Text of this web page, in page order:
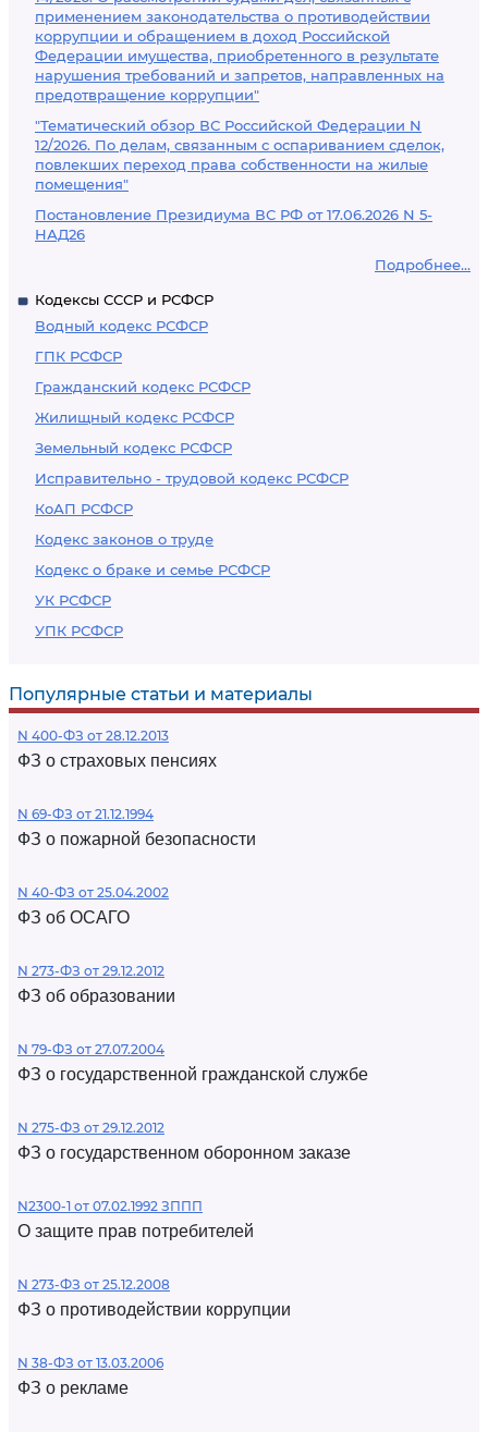
применением законодательства о противодействии
коррупции и обращением в доход Российской
Федерации имущества, приобретенного в результате
нарушения требований и запретов, направленных на
предотвращение коррупции"
"Тематический обзор ВС Российской Федерации N
12/2026. По делам, связанным с оспариванием сделок,
повлекших переход права собственности на жилые
помещения"
Постановление Президиума ВС РФ от 17.06.2026 N 5-
НАД26
Подробнее...
Кодексы СССР и РСФСР
Водный кодекс РСФСР
ГПК РСФСР
Гражданский кодекс РСФСР
Жилищный кодекс РСФСР
Земельный кодекс РСФСР
Исправительно - трудовой кодекс РСФСР
КоАП РСФСР
Кодекс законов о труде
Кодекс о браке и семье РСФСР
УК РСФСР
УПК РСФСР
Популярные статьи и материалы
N 400-ФЗ от 28.12.2013
ФЗ о страховых пенсиях
N 69-ФЗ от 21.12.1994
ФЗ о пожарной безопасности
N 40-ФЗ от 25.04.2002
ФЗ об ОСАГО
N 273-ФЗ от 29.12.2012
ФЗ об образовании
N 79-ФЗ от 27.07.2004
ФЗ о государственной гражданской службе
N 275-ФЗ от 29.12.2012
ФЗ о государственном оборонном заказе
N2300-1 от 07.02.1992 ЗППП
О защите прав потребителей
N 273-ФЗ от 25.12.2008
ФЗ о противодействии коррупции
N 38-ФЗ от 13.03.2006
ФЗ о рекламе